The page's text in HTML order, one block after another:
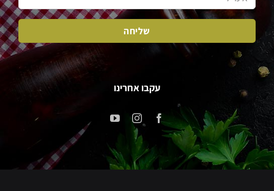
עקבו אחרינו